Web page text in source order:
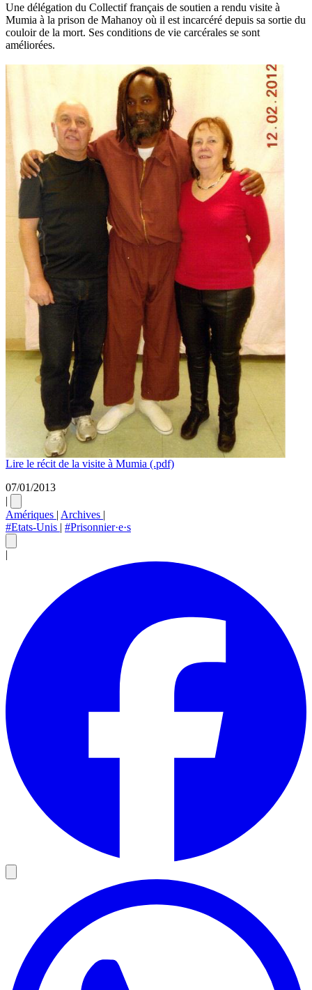
Une délégation du Collectif français de soutien a rendu visite à
Mumia à la prison de Mahanoy où il est incarcéré depuis sa sortie du
couloir de la mort. Ses conditions de vie carcérales se sont
améliorées.
Lire le récit de la visite à Mumia (.pdf)
07/01/2013
|
Amériques | Archives |
#Etats-Unis | #Prisonnier·e·s
|